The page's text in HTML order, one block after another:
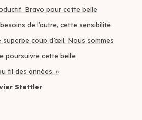
Bravo pour cette belle
de l’autre, cette sensibilité
coup d’œil. Nous sommes
poursuivre cette belle
fil des années. »
Stettler